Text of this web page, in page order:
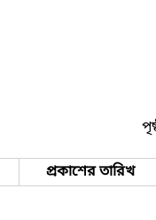
প্রকাশের তারিখ